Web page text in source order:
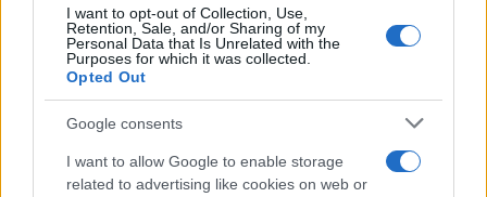
I want to opt-out of Collection, Use,
Retention, Sale, and/or Sharing of my
Personal Data that Is Unrelated with the
Purposes for which it was collected.
Opted Out
Google consents
I want to allow Google to enable storage
related to advertising like cookies on web or
που γεννιέται στον Δήμο.
Τα στοιχεία «φωνάζουν»: Γηράσκουμε και δεν
γεννάμε
Τα δημογραφικά δεδομένα είναι αμείλικτα: